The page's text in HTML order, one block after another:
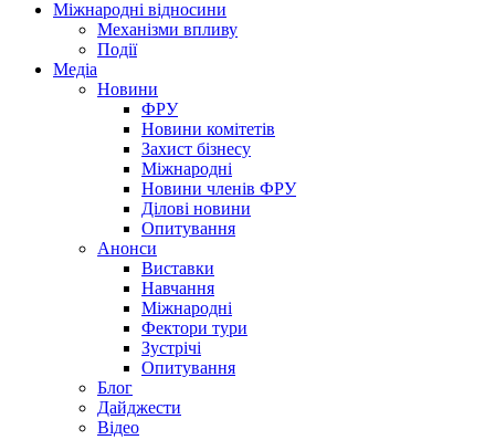
Міжнародні відносини
Механізми впливу
Події
Медіа
Новини
ФРУ
Новини комітетів
Захист бізнесу
Міжнародні
Новини членів ФРУ
Ділові новини
Опитування
Анонси
Виставки
Навчання
Міжнародні
Фектори тури
Зустрічі
Опитування
Блог
Дайджести
Відео